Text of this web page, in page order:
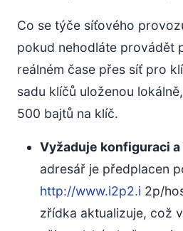
Co se týče síťového
pokud nehodláte provádět
reálném čase přes síť pro
sadu klíčů uloženou
500 bajtů na klíč.
Vyžaduje konfiguraci a
adresář je předplacen
http://www.i2p2.i 2p/
zřídka aktualizuje, což